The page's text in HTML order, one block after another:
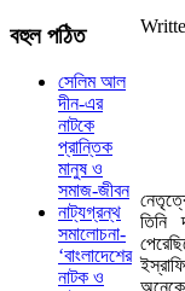
তিনি
বহুলপঠিত
সেলিম আল
দীন-এর
নাটকে
প্রান্তিক
মানুষ ও
সমাজ-জীবন
নাট্যগ্রন্থ
সমালোচনা-
‘বাংলাদেশের
নাটক ও